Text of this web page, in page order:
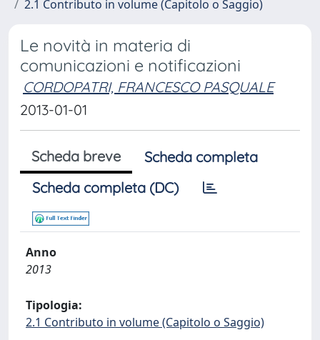
2.1 Contributo in volume (Capitolo o Saggio)
Le novità in materia di
comunicazioni e notificazioni
CORDOPATRI, FRANCESCO PASQUALE
2013-01-01
Scheda breve
Scheda completa
Scheda completa (DC)
Anno
2013
Tipologia:
2.1 Contributo in volume (Capitolo o Saggio)